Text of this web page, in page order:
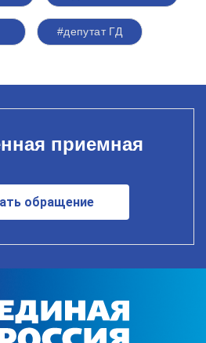
#депутат ГД
приемная
обращение